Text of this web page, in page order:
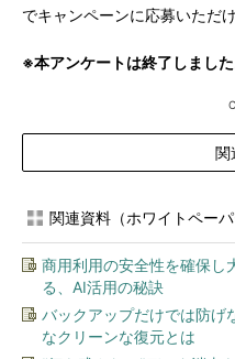
でキャンペーンに応募いただけ
※本アンケートは終了しました
関
関連資料（ホワイトペーパ
商用利用の安全性を確保し
る、AI活用の秘訣
バックアップだけでは防げ
なクリーンな復元とは